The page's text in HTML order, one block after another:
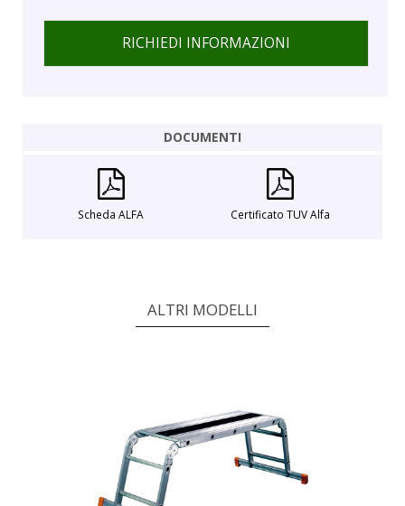
RICHIEDI INFORMAZIONI
DOCUMENTI
Scheda ALFA Certificato TUV Alfa
ALTRI MODELLI